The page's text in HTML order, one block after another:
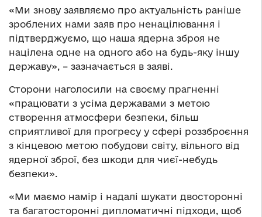
«Ми знову заявляємо про актуальність раніше
зроблених нами заяв про ненацілювання і
підтверджуємо, що наша ядерна зброя не
націлена одне на одного або на будь-яку іншу
державу», – зазначається в заяві.
Сторони наголосили на своєму прагненні
«працювати з усіма державами з метою
створення атмосфери безпеки, більш
сприятливої для прогресу у сфері роззброєння
з кінцевою метою побудови світу, вільного від
ядерної зброї, без шкоди для чиєї-небудь
безпеки».
«Ми маємо намір і надалі шукати двосторонні
та багатосторонні дипломатичні підходи, щоб